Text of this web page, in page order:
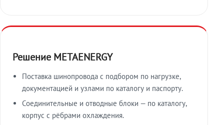
Решение METAENERGY
Поставка шинопровода с подбором по нагрузке,
документацией и узлами по каталогу и паспорту.
Соединительные и отводные блоки — по каталогу,
корпус с рёбрами охлаждения.